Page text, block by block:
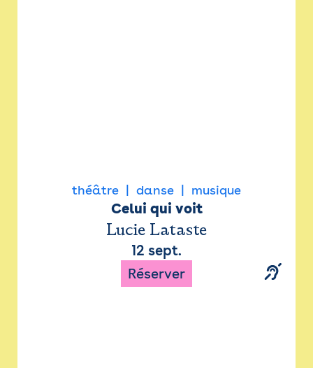
théâtre danse musique
Celui qui voit
Lucie Lataste
12 sept.
Réserver